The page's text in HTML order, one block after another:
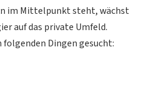
im Mittelpunkt steht, wächst
auf das private Umfeld.
folgenden Dingen gesucht: